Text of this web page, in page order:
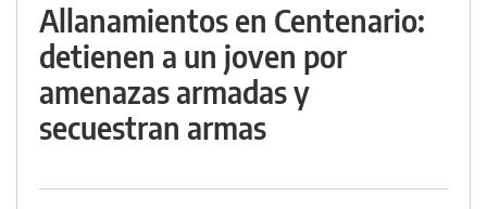
Allanamientos en Centenario:
detienen a un joven por
amenazas armadas y
secuestran armas